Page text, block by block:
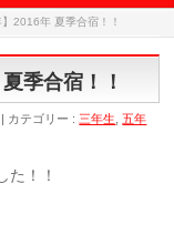
2016年 夏季合宿！！
季合宿！！
カテゴリー : 三年生 ,五年
た！！